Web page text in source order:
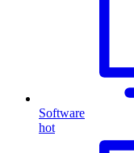
Software
hot